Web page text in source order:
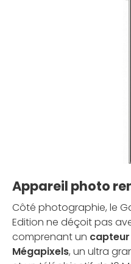
Appareil photo
Côté photographie, le
Edition ne déçoit pas
comprenant un
Mégapixels, un ultra